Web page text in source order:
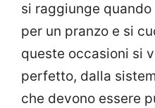
si raggiunge
per un pranzo e si
queste occasioni si
perfetto, dalla
che devono essere